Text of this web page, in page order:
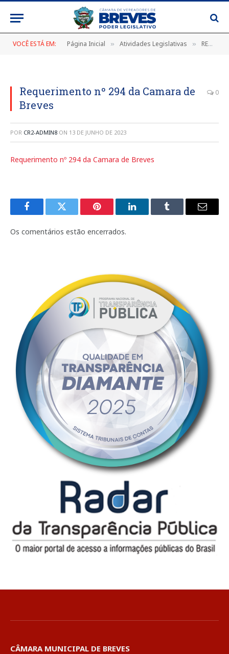
VOCÊ ESTÁ EM: Página Inicial » Atividades Legislativas » REQUERIMENTOS 2023
Requerimento nº 294 da Camara de
Breves
0
POR CR2-ADMIN8 ON 13 DE JUNHO DE 2023
Requerimento nº 294 da Camara de Breves
FacebookTwitter Pinterest LinkedInTumblr
E-
Os comentários estão encerrados.
CÂMARA MUNICIPAL DE BREVES